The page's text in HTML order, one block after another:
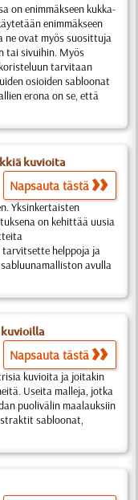
on enimmäkseen kukka-
enimmäkseen
ne ovat myös suosittuja
tai sivuihin. Myös
tarvitaan
osioiden sabloonat
erona on se, että
kuvioita
Napsauta tästä
Yksinkertaisten
on kehittää uusia
helppoja ja
avulla
Napsauta tästä
kuvioita ja joitakin
Useita malleja, jotka
puolivälin maalauksiin
sabloonat,